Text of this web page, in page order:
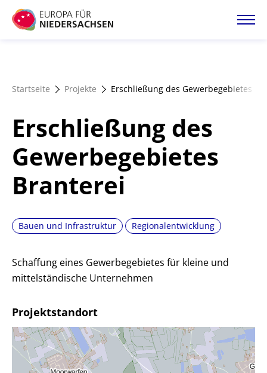
Direkt
zum
Förderangebote
Magazin
Startseite Projekte Erschließung des Gewerbegebietes
Erschließung des
Gewerbegebietes
Branterei
Bauen und Infrastruktur Regionalentwicklung
Schaffung eines Gewerbegebietes für kleine und
mittelständische Unternehmen
Projektstandort